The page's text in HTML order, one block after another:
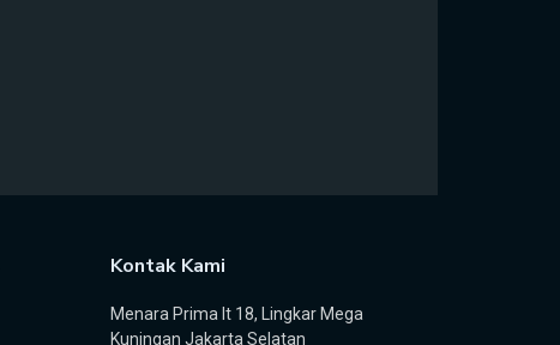
Kontak Kami
Menara Prima lt 18, Lingkar Mega
Kuningan Jakarta Selatan